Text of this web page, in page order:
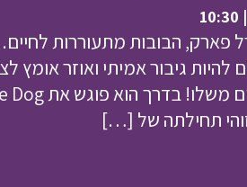
| 10:30
פארק, הבובות מתעוררות
גיבור אמיתי ואוזר אומץ
תחילתה של […]